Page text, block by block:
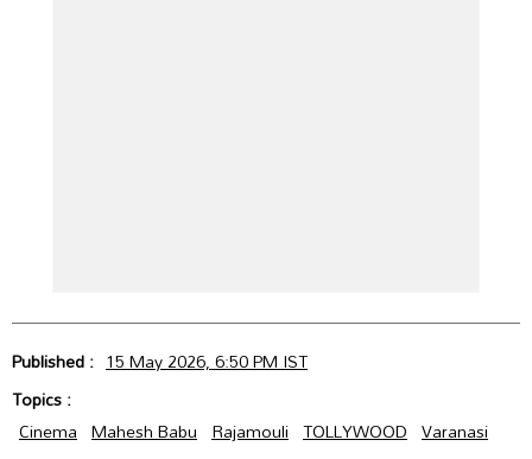
Published : 15 May 2026, 6:50 PM IST
Topics :
Cinema Mahesh Babu Rajamouli TOLLYWOOD Varanasi